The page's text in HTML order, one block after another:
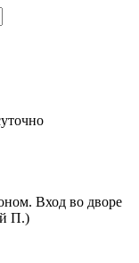
Вход во дворе
П.)